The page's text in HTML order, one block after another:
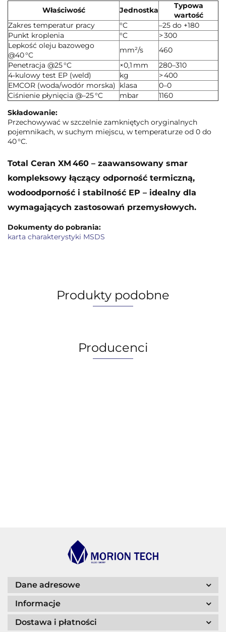
Właściwość Jednostka
Typowa
wartość
Zakres temperatur pracy
°C
–25 do +180
Punkt kroplenia
°C
> 300
Lepkość oleju bazowego
@40 °C
mm²/s
460
Penetracja @25 °C
×0,1 mm
280–310
4‑kulowy test EP (weld)
kg
> 400
EMCOR (woda/wodór morska) klasa
0–0
Ciśnienie płynięcia @–25 °C
mbar
1160
Składowanie:
Przechowywać w szczelnie zamkniętych oryginalnych
pojemnikach, w suchym miejscu, w temperaturze od 0 do
40 °C.
Total Ceran XM 460 – zaawansowany smar
kompleksowy łączący odporność termiczną,
wodoodporność i stabilność EP – idealny dla
wymagających zastosowań przemysłowych.
Dokumenty do pobrania:
karta charakterystyki MSDS
Produkty podobne
Producenci
Dane adresowe
Informacje
Dostawa i płatności